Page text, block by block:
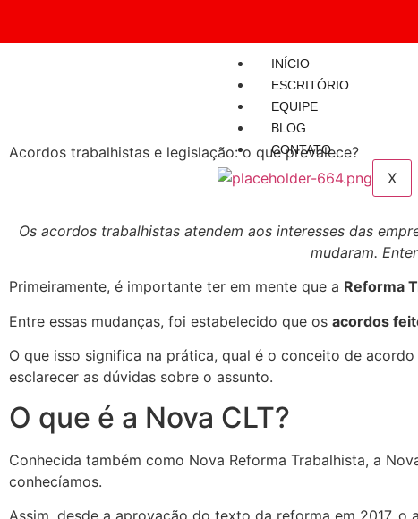
INÍCIO
ESCRITÓRIO
EQUIPE
BLOG
CONTATO
X
Acordos trabalhistas e legislação: o que prevalece?
Os acordos trabalhistas atendem aos interesses das
mudaram.
Primeiramente, é importante ter em mente que a Reforma
Entre essas mudanças, foi estabelecido que os acordos
O que isso significa na prática, qual é o conceito de
esclarecer as dúvidas sobre o assunto.
O que é a Nova CLT?
Conhecida também como Nova Reforma Trabalhista, a
conhecíamos.
Assim, desde a aprovação do texto da reforma em 2017,